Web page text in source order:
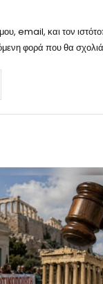
email, και τον
φορά που θα